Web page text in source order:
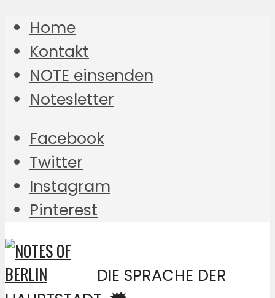
Home
Kontakt
NOTE einsenden
Notesletter
Facebook
Twitter
Instagram
Pinterest
DIE SPRACHE DER